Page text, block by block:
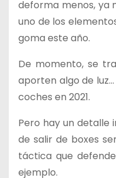
deforma menos, ya
uno de los
goma este año.
De momento, se
aporten algo de
coches en 2021.
Pero hay un detalle
de salir de boxes
táctica que
ejemplo.